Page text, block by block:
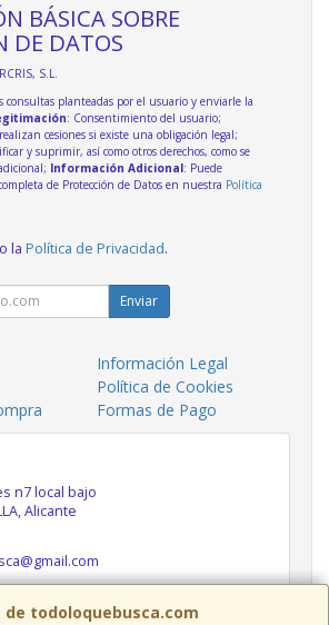
de todoloquebusca.com
BÁSICA SOBRE
DE DATOS
S.L.
consultas planteadas por el usuario y enviarle la
: Consentimiento del usuario;
cesiones si existe una obligación legal;
y suprimir, así como otros derechos, como se
Información Adicional: Puede
de Protección de Datos en nuestra Política
la Política de Privacidad.
Enviar
Información Legal
Política de Cookies
Formas de Pago
n7 local bajo
,Alicante